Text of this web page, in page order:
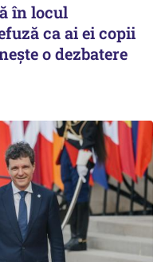
în locul
ca ai ei copii
o dezbatere